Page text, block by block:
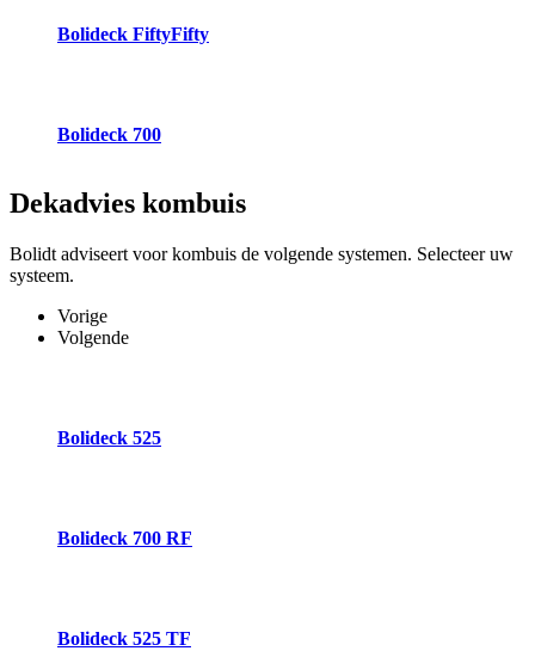
Bolideck FiftyFifty
Bolideck 700
Dekadvies kombuis
Bolidt adviseert voor kombuis de volgende systemen. Selecteer uw
systeem.
Vorige
Volgende
Bolideck 525
Bolideck 700 RF
Bolideck 525 TF